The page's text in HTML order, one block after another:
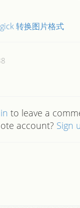
转换图片格式
to leave a
account? Sign